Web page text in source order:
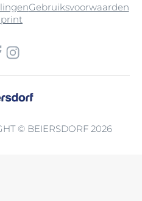
Gebruiksvoorwaarden
© BEIERSDORF 2026